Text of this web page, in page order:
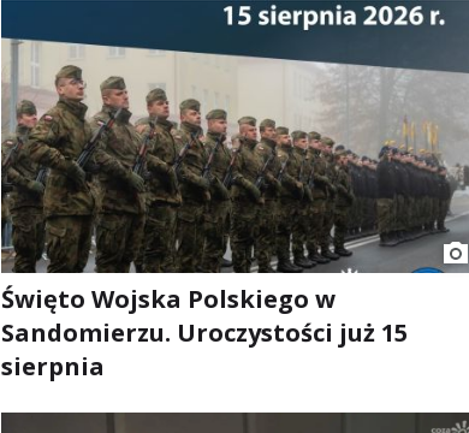
Święto Wojska Polskiego w
Sandomierzu. Uroczystości już 15
sierpnia